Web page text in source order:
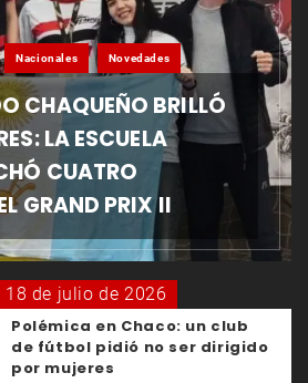
Nacionales Novedades
CHAQUEÑO BRILLÓ
LA ESCUELA
CUATRO
GRAND PRIX II
18 de julio de 2026
Polémica en Chaco: un club
de fútbol pidió no ser dirigido
por mujeres